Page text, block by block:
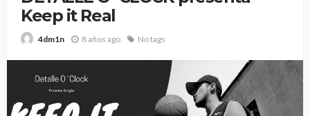
Keep it Real
4dm1n 8 años ago No tags